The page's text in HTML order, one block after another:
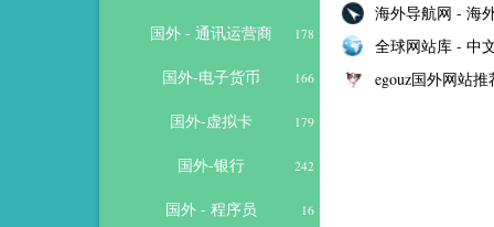
国外 - 通讯运营商 178
国外-电子货币 166
国外-虚拟卡 179
国外-银行 242
国外 - 程序员 16
海外导航网 - 海
全球网站库 - 中
egouz国外网站